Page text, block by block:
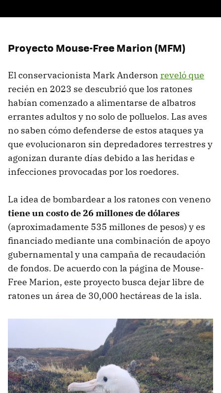
Proyecto Mouse-Free Marion (MFM)
El conservacionista Mark Anderson reveló que
recién en 2023 se descubrió que los ratones
habían comenzado a alimentarse de albatros
errantes adultos y no solo de polluelos. Las aves
no saben cómo defenderse de estos ataques ya
que evolucionaron sin depredadores terrestres y
agonizan durante días debido a las heridas e
infecciones provocadas por los roedores.
La idea de bombardear a los ratones con veneno
tiene un costo de 26 millones de dólares
(aproximadamente 535 millones de pesos) y es
financiado mediante una combinación de apoyo
gubernamental y una campaña de recaudación
de fondos. De acuerdo con la página de Mouse-
Free Marion, este proyecto busca dejar libre de
ratones un área de 30,000 hectáreas de la isla.